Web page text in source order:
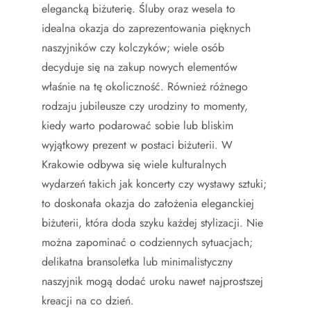
elegancką biżuterię. Śluby oraz wesela to
idealna okazja do zaprezentowania pięknych
naszyjników czy kolczyków; wiele osób
decyduje się na zakup nowych elementów
właśnie na tę okoliczność. Również różnego
rodzaju jubileusze czy urodziny to momenty,
kiedy warto podarować sobie lub bliskim
wyjątkowy prezent w postaci biżuterii. W
Krakowie odbywa się wiele kulturalnych
wydarzeń takich jak koncerty czy wystawy sztuki;
to doskonała okazja do założenia eleganckiej
biżuterii, która doda szyku każdej stylizacji. Nie
można zapominać o codziennych sytuacjach;
delikatna bransoletka lub minimalistyczny
naszyjnik mogą dodać uroku nawet najprostszej
kreacji na co dzień.